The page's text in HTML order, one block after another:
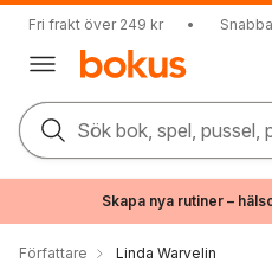
Fri frakt över 249 kr •
Sök bok, spel, pussel,
Skapa nya rutiner –
Författare Linda Warvelin